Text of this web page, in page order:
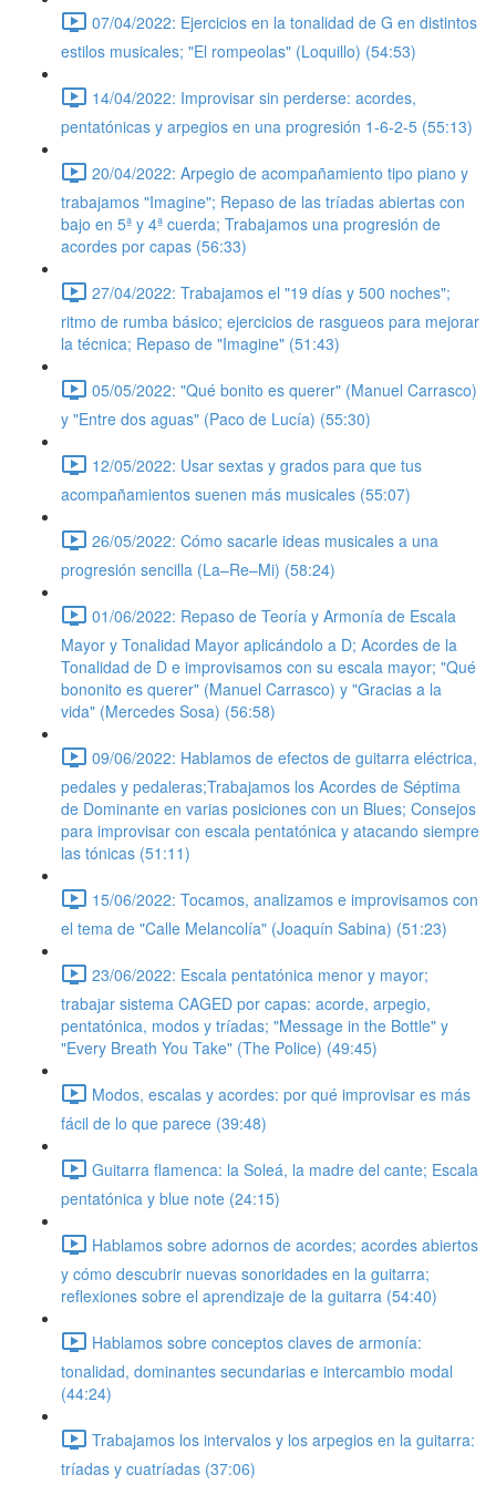
07/04/2022: Ejercicios en la tonalidad de G en distintos
estilos musicales; "El rompeolas" (Loquillo) (54:53)
14/04/2022: Improvisar sin perderse: acordes,
pentatónicas y arpegios en una progresión 1-6-2-5 (55:13)
20/04/2022: Arpegio de acompañamiento tipo piano y
trabajamos "Imagine"; Repaso de las tríadas abiertas con
bajo en 5ª y 4ª cuerda; Trabajamos una progresión de
acordes por capas (56:33)
27/04/2022: Trabajamos el "19 días y 500 noches";
ritmo de rumba básico; ejercicios de rasgueos para mejorar
la técnica; Repaso de "Imagine" (51:43)
05/05/2022: "Qué bonito es querer" (Manuel Carrasco)
y "Entre dos aguas" (Paco de Lucía) (55:30)
12/05/2022: Usar sextas y grados para que tus
acompañamientos suenen más musicales (55:07)
26/05/2022: Cómo sacarle ideas musicales a una
progresión sencilla (La–Re–Mi) (58:24)
01/06/2022: Repaso de Teoría y Armonía de Escala
Mayor y Tonalidad Mayor aplicándolo a D; Acordes de la
Tonalidad de D e improvisamos con su escala mayor; "Qué
bononito es querer" (Manuel Carrasco) y "Gracias a la
vida" (Mercedes Sosa) (56:58)
09/06/2022: Hablamos de efectos de guitarra eléctrica,
pedales y pedaleras;Trabajamos los Acordes de Séptima
de Dominante en varias posiciones con un Blues; Consejos
para improvisar con escala pentatónica y atacando siempre
las tónicas (51:11)
15/06/2022: Tocamos, analizamos e improvisamos con
el tema de "Calle Melancolía" (Joaquín Sabina) (51:23)
23/06/2022: Escala pentatónica menor y mayor;
trabajar sistema CAGED por capas: acorde, arpegio,
pentatónica, modos y tríadas; "Message in the Bottle" y
"Every Breath You Take" (The Police) (49:45)
Modos, escalas y acordes: por qué improvisar es más
fácil de lo que parece (39:48)
Guitarra flamenca: la Soleá, la madre del cante; Escala
pentatónica y blue note (24:15)
Hablamos sobre adornos de acordes; acordes abiertos
y cómo descubrir nuevas sonoridades en la guitarra;
reflexiones sobre el aprendizaje de la guitarra (54:40)
Hablamos sobre conceptos claves de armonía:
tonalidad, dominantes secundarias e intercambio modal
(44:24)
Trabajamos los intervalos y los arpegios en la guitarra:
tríadas y cuatríadas (37:06)